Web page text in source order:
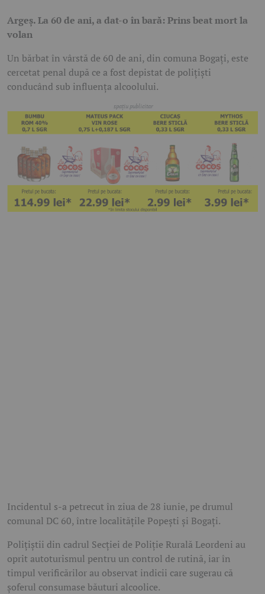
Argeș. La 60 de ani, a dat-o în bară: Prins beat mort la
volan
Un bărbat în vârstă de 60 de ani, din comuna Bogați, este
cercetat penal după ce a fost depistat de polițiști
conducând sub influența alcoolului.
Incidentul s-a petrecut în ziua de 28 iunie, pe drumul
comunal DC 60, între localitățile Popești și Bogați.
Polițiștii din cadrul Secției de Poliție Rurală Leordeni au
oprit autoturismul pentru un control de rutină, iar în
timpul verificărilor au observat indicii care sugerau că
șoferul consumase băuturi alcoolice.